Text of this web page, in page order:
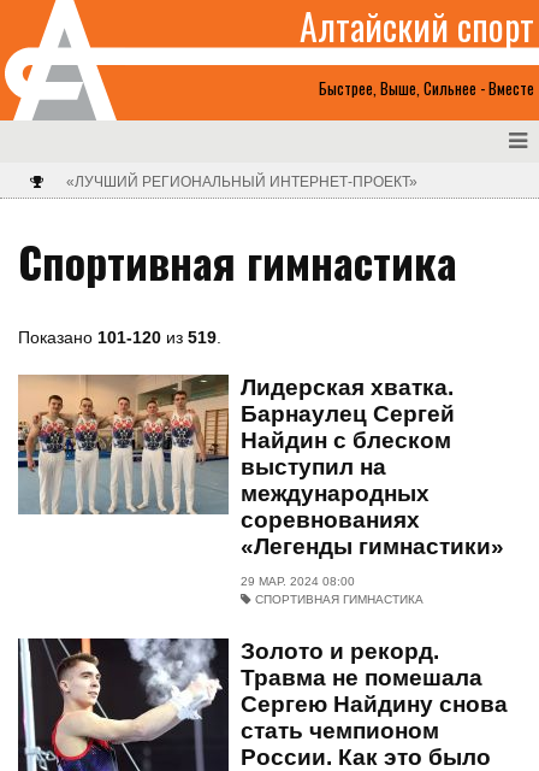
Быстрее, Выше, Сильнее - Вместе
Алтайский спорт
«ЛУЧШИЙ РЕГИОНАЛЬНЫЙ ИНТЕРНЕТ-ПРОЕКТ»
Спортивная гимнастика
Показано 101-120 из 519
Лидерская хватка.
Барнаулец Сергей
Найдин с блеском
выступил на
международных
соревнованиях
«Легенды гимнастики»
29 МАР. 2024 08:00
СПОРТИВНАЯ ГИМНАСТИКА
Золото и рекорд.
Травма не помешала
Сергею Найдину снова
стать чемпионом
России. Как это было